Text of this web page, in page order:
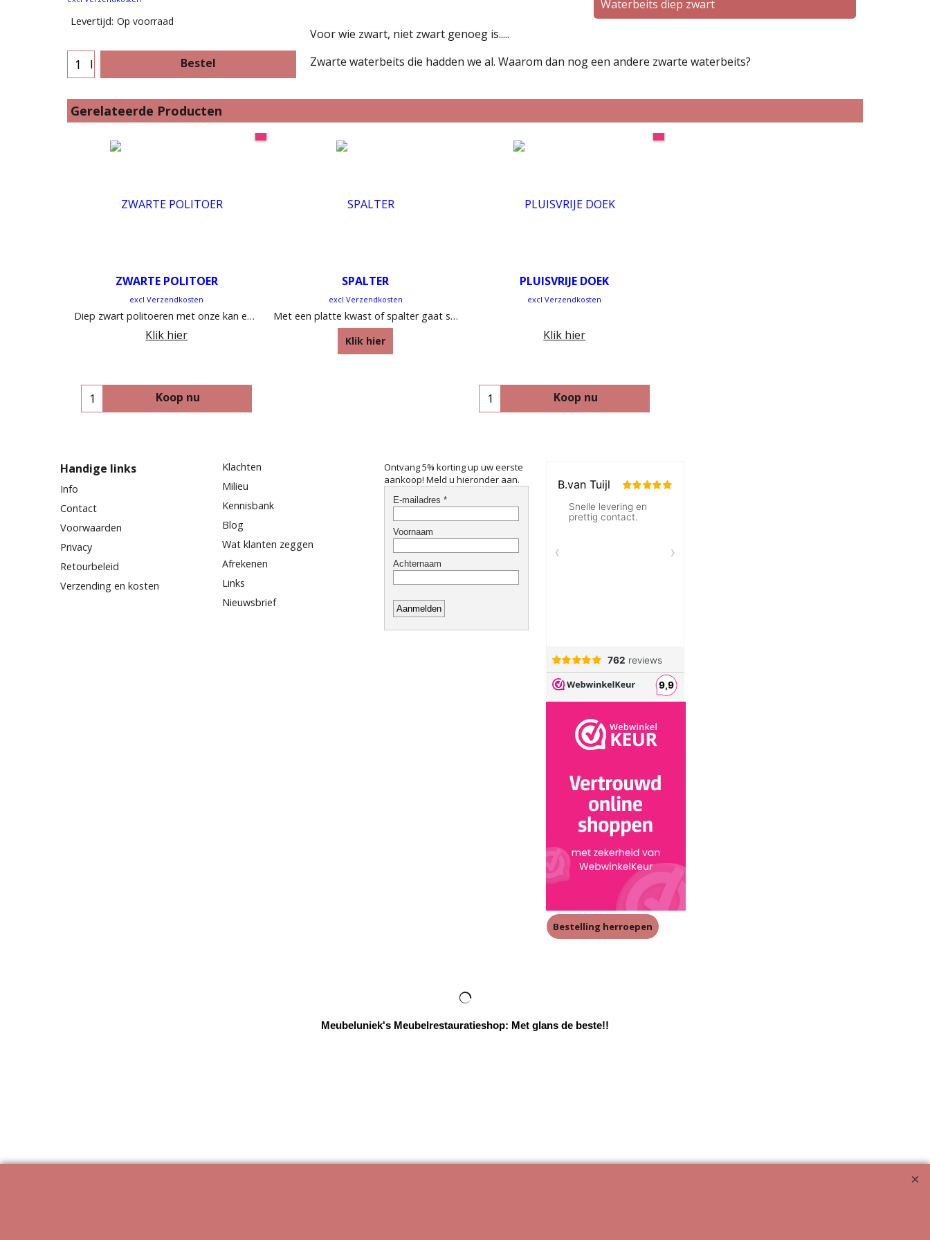
Levertijd: Op voorraad
l Bestel
Waterbeits diep zwart
Voor wie zwart, niet zwart genoeg is.....
Zwarte waterbeits die hadden we al. Waarom dan nog een andere zwarte waterbeits?
Gerelateerde Producten
ZWARTE POLITOER
excl Verzendkosten
Diep zwart politoeren met onze kan en klare zwarte politoer
Klik hier
Koop nu
SPALTER
excl Verzendkosten
Met een platte kwast of spalter gaat schilderen en lakken gemakkelijker
Klik hier
PLUISVRIJE DOEK
excl Verzendkosten
Klik hier
Koop nu
Handige links
Info
Contact
Voorwaarden
Privacy
Retourbeleid
Verzending en kosten
Klachten
Milieu
Kennisbank
Blog
Wat klanten zeggen
Afrekenen
Links
Nieuwsbrief
Ontvang 5% korting up uw eerste
aankoop! Meld u hieronder aan.
Bestelling herroepen
Meubeluniek's Meubelrestauratieshop: Met glans de beste!!